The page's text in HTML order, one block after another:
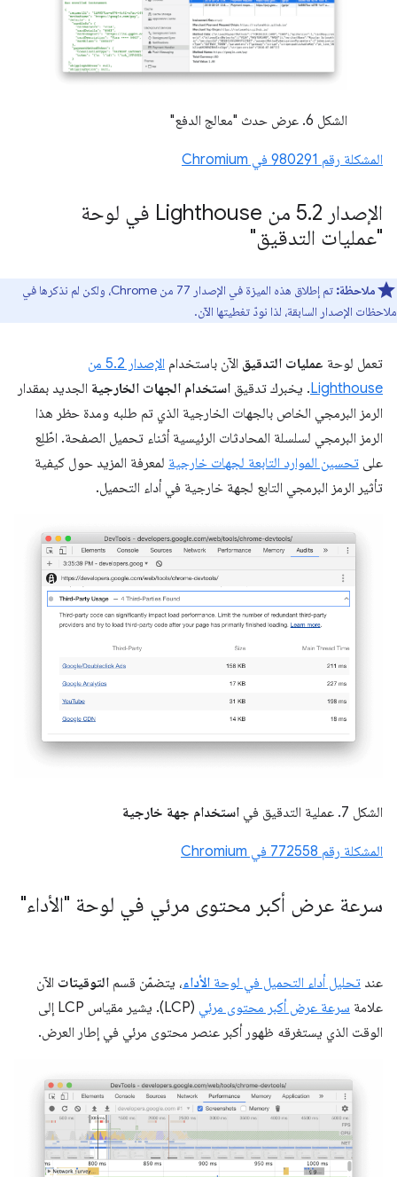
الشكل 6. عرض حدث "معالج الدفع"
المشكلة رقم ‎980291 في Chromium
الإصدار 5 .
2 من Lighthouse في لوحة
"عمليات التدقيق"
ملاحظة:
تم إطلاق هذه الميزة في الإصدار 77 من Chrome، ولكن لم نذكرها في
ملاحظات الإصدار السابقة، لذا نودّ تغطيتها الآن.
تعمل لوحة عمليات التدقيق الآن باستخدام
الإصدار 5.2 من
Lighthouse. يخبرك تدقيق استخدام الجهات الخارجية الجديد بمقدار
الرمز البرمجي الخاص بالجهات الخارجية الذي تم طلبه ومدة حظر هذا
الرمز البرمجي لسلسلة المحادثات الرئيسية أثناء تحميل الصفحة. اطّلِع
على تحسين الموارد التابعة لجهات خارجية لمعرفة المزيد حول كيفية
تأثير الرمز البرمجي التابع لجهة خارجية في أداء التحميل.
الشكل 7. عملية التدقيق في استخدام جهة خارجية
المشكلة رقم 772558 في Chromium
سرعة عرض أكبر محتوى مرئي في لوحة "الأداء"
عند تحليل أداء التحميل في لوحة الأداء، يتضمّن قسم التوقيتات الآن
علامة سرعة عرض أكبر محتوى مرئي
(LCP). يشير مقياس LCP إلى
الوقت الذي يستغرقه ظهور أكبر عنصر محتوى مرئي في إطار العرض.